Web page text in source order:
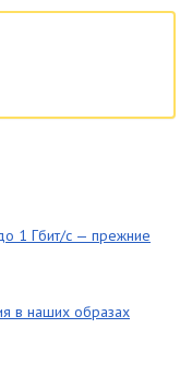
1 Гбит/с — прежние
в наших образах